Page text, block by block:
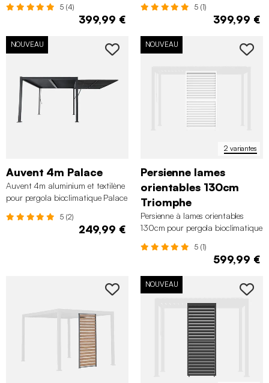
5 (4)
399,99 €
5 (1)
399,99 €
NOUVEAU
Auvent 4m Palace
Auvent 4m aluminium et textilène
pour pergola bioclimatique Palace
5 (2)
249,99 €
2 variantes
NOUVEAU
Persienne lames
orientables 130cm
Triomphe
Persienne à lames orientables
130cm pour pergola bioclimatique
5 (1)
599,99 €
NOUVEAU